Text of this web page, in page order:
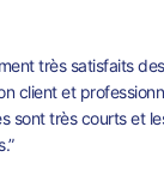
très satisfaits
client et
sont très courts et